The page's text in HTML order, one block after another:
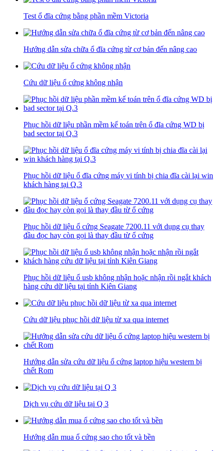
Test ổ đĩa cứng bằng phần mềm Victoria
Hướng dẫn sửa chữa ổ đĩa cứng từ cơ bản đến nâng cao
Cứu dữ liệu ổ cứng không nhận
Phục hồi dữ liệu phần mềm kế toán trên ổ đĩa cứng WD bị
bad sector tại Q.3
Phục hồi dữ liệu ổ đĩa cứng máy vi tính bị chia đĩa cài lại win
khách hàng tại Q.3
Phục hồi dữ liệu ổ cứng Seagate 7200.11 với dụng cụ thay
đầu đọc hay còn gọi là thay đầu từ ổ cứng
Phục hồi dữ liệu ổ usb không nhận hoặc nhận rồi ngắt khách
hàng cứu dữ liệu tại tỉnh Kiên Giang
Cứu dữ liệu phục hồi dữ liệu từ xa qua internet
Hướng dẫn sửa cứu dữ liệu ổ cứng laptop hiệu western bị
chết Rom
Dịch vụ cứu dữ liệu tại Q 3
Hướng dẫn mua ổ cứng sao cho tốt và bền